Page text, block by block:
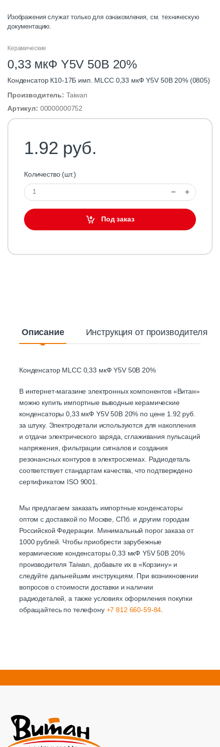
Изображения служат только для ознакомления, см. техническую
документацию.
Керамические
0,33 мкФ Y5V 50В 20%
Конденсатор К10-17Б имп. MLCC 0,33 мкФ Y5V 50В 20% (0805)
Производитель: Taiwan
Артикул: 00000000752
1.92 руб.
Количество (шт.)
Под заказ
Описание Инструкция от производителя
Конденсатор MLCC 0,33 мкФ Y5V 50В 20%
В интернет-магазине электронных компонентов «Витан»
можно купить импортные выводные керамические
конденсаторы 0,33 мкФ Y5V 50В 20% по цене 1.92 руб.
за штуку. Электродетали используются для накопления
и отдачи электрического заряда, сглаживания пульсаций
напряжения, фильтрации сигналов и создания
резонансных контуров в электросхемах. Радиодеталь
соответствует стандартам качества, что подтверждено
сертификатом ISO 9001.
Мы предлагаем заказать импортные конденсаторы
оптом с доставкой по Москве, СПб. и другим городам
Российской Федерации. Минимальный порог заказа от
1000 рублей. Чтобы приобрести зарубежные
керамические конденсаторы 0,33 мкФ Y5V 50В 20%
производителя Taiwan, добавьте их в «Корзину» и
следуйте дальнейшим инструкциям. При возникновении
вопросов о стоимости доставки и наличии
радиодеталей, а также условиях оформления покупки
обращайтесь по телефону +7 812 660-59-84.